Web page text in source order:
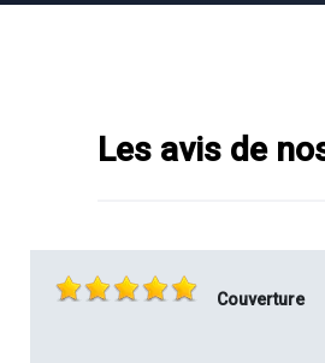
Les avis de
Couverture